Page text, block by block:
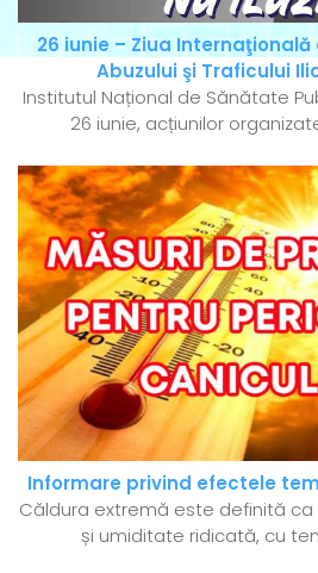
26 iunie – Ziua
Abuzului şi Traficului
Institutul Național de Sănătate
26 iunie, acțiunilor
Informare privind efectele
Căldura extremă este definită
și umiditate ridicată, cu